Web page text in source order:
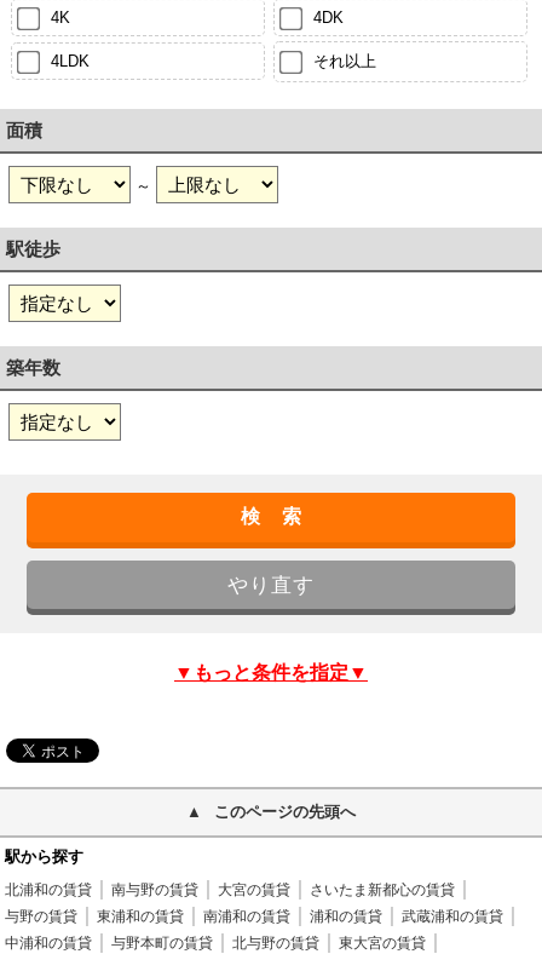
4K 4DK
4LDK それ以上
面積
～
駅徒歩
築年数
▼もっと条件を指定▼
このページの先頭へ
駅から探す
北浦和の賃貸 南与野の賃貸 大宮の賃貸
さいたま新都心の賃貸
与野の賃貸
東浦和の賃貸 南浦和の賃貸 浦和の賃貸
武蔵浦和の賃貸
中浦和の賃貸
与野本町の賃貸 北与野の賃貸
東大宮の賃貸